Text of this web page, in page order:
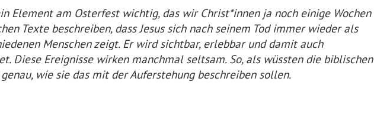
Element am Osterfest wichtig, das wir Christ*innen ja noch einige Wochen
Texte beschreiben, dass Jesus sich nach seinem Tod immer wieder als
Menschen zeigt. Er wird sichtbar, erlebbar und damit auch
Diese Ereignisse wirken manchmal seltsam. So, als wüssten die biblischen
wie sie das mit der Auferstehung beschreiben sollen.